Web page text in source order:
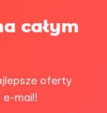
całym
oferty
e-mail!